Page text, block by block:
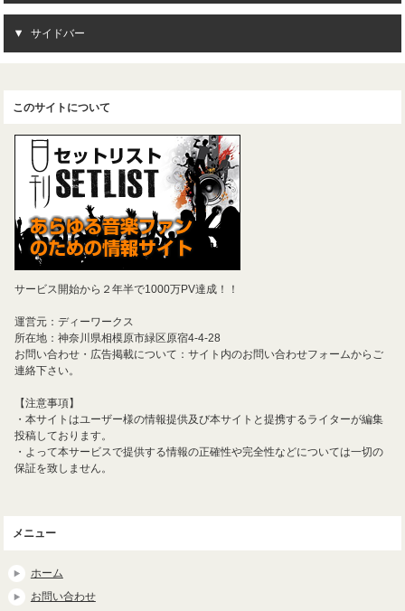
サイドバー
このサイトについて
サービス開始から２年半で1000万PV達成！！
運営元：ディーワークス
所在地：神奈川県相模原市緑区原宿4-4-28
お問い合わせ・広告掲載について：サイト内のお問い合わせフォームからご
連絡下さい。
【注意事項】
・本サイトはユーザー様の情報提供及び本サイトと提携するライターが編集
投稿しております。
・よって本サービスで提供する情報の正確性や完全性などについては一切の
保証を致しません。
メニュー
ホーム
お問い合わせ